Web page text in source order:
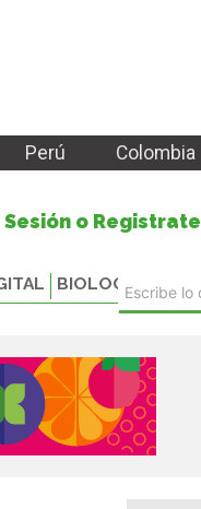
Perú Colombia
o Registrate
BIOLOGICALS